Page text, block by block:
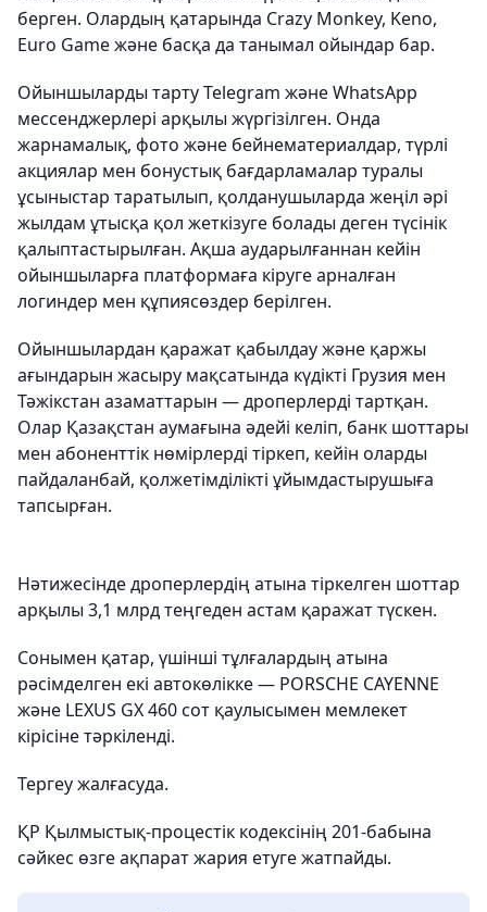
берген. Олардың қатарында Crazy Monkey, Keno,
Euro Game және басқа да танымал ойындар бар.
Ойыншыларды тарту Telegram және WhatsApp
мессенджерлері арқылы жүргізілген. Онда
жарнамалық, фото және бейнематериалдар, түрлі
акциялар мен бонустық бағдарламалар туралы
ұсыныстар таратылып, қолданушыларда жеңіл әрі
жылдам ұтысқа қол жеткізуге болады деген түсінік
қалыптастырылған. Ақша аударылғаннан кейін
ойыншыларға платформаға кіруге арналған
логиндер мен құпиясөздер берілген.
Ойыншылардан қаражат қабылдау және қаржы
ағындарын жасыру мақсатында күдікті Грузия мен
Тәжікстан азаматтарын — дроперлерді тартқан.
Олар Қазақстан аумағына әдейі келіп, банк шоттары
мен абоненттік нөмірлерді тіркеп, кейін оларды
пайдаланбай, қолжетімділікті ұйымдастырушыға
тапсырған.
Нәтижесінде дроперлердің атына тіркелген шоттар
арқылы 3,1 млрд теңгеден астам қаражат түскен.
Сонымен қатар, үшінші тұлғалардың атына
рәсімделген екі автокөлікке — PORSCHE CAYENNE
және LEXUS GX 460 сот қаулысымен мемлекет
кірісіне тәркіленді.
Тергеу жалғасуда.
ҚР Қылмыстық-процестік кодексінің 201-бабына
сәйкес өзге ақпарат жария етуге жатпайды.